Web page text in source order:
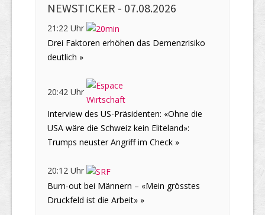
NEWSTICKER - 07.08.2026
21:22 Uhr
Drei Faktoren erhöhen das Demenzrisiko
deutlich »
20:42 Uhr
Interview des US-Präsidenten: «Ohne die
USA wäre die Schweiz kein Eliteland»:
Trumps neuster Angriff im Check »
20:12 Uhr
Burn-out bei Männern – «Mein grösstes
Druckfeld ist die Arbeit» »